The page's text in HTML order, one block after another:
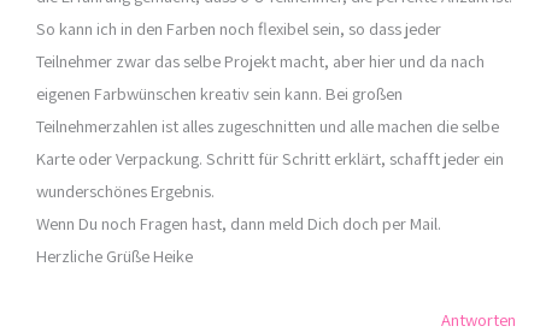
So kann ich in den Farben noch flexibel sein, so dass jeder
Teilnehmer zwar das selbe Projekt macht, aber hier und da nach
eigenen Farbwünschen kreativ sein kann. Bei großen
Teilnehmerzahlen ist alles zugeschnitten und alle machen die selbe
Karte oder Verpackung. Schritt für Schritt erklärt, schafft jeder ein
wunderschönes Ergebnis.
Wenn Du noch Fragen hast, dann meld Dich doch per Mail.
Herzliche Grüße Heike
Antworten